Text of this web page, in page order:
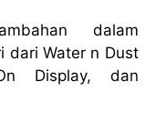
dalam
dari Water n Dust
Display, dan